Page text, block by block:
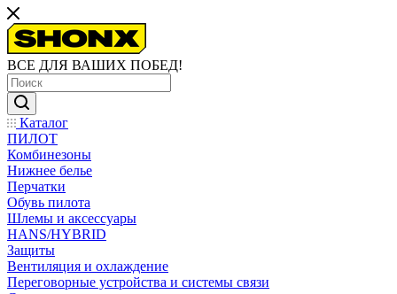
ВСЕ ДЛЯ ВАШИХ ПОБЕД!
Каталог
ПИЛОТ
Комбинезоны
Нижнее белье
Перчатки
Обувь пилота
Шлемы и аксессуары
HANS/HYBRID
Защиты
Вентиляция и охлаждение
Переговорные устройства и системы связи